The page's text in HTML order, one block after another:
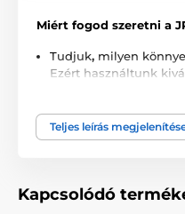
Miért fogod szeretni a
Tudjuk, milyen
Ezért használtunk
Luxus megjelenés:Ez
karcsú dizájn és a
praktikussá teszik ezt
Teljes leírás
Kapcsolódó